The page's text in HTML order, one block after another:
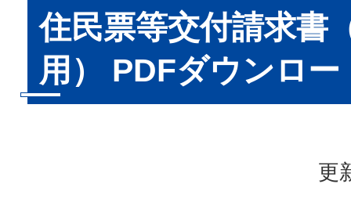
住民票等交付請求書
用） PDFダウンロー
更